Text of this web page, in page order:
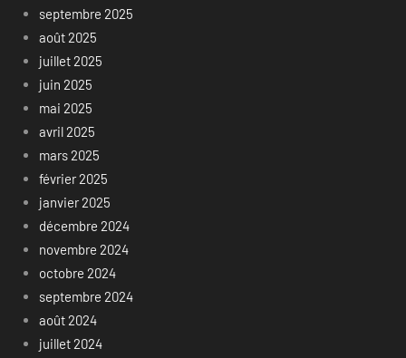
septembre 2025
août 2025
juillet 2025
juin 2025
mai 2025
avril 2025
mars 2025
février 2025
janvier 2025
décembre 2024
novembre 2024
octobre 2024
septembre 2024
août 2024
juillet 2024